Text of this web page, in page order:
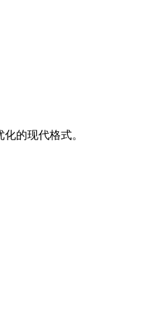
的现代格式。